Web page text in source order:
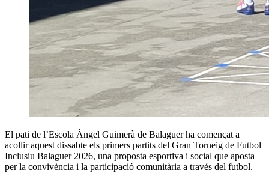
El pati de l’Escola Àngel Guimerà de Balaguer ha començat a
acollir aquest dissabte els primers partits del Gran Torneig de Futbol
Inclusiu Balaguer 2026, una proposta esportiva i social que aposta
per la convivència i la participació comunitària a través del futbol.